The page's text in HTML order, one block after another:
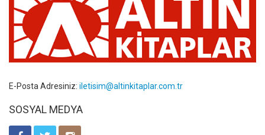
E-Posta Adresiniz: iletisim@altinkitaplar.com.tr
SOSYAL MEDYA